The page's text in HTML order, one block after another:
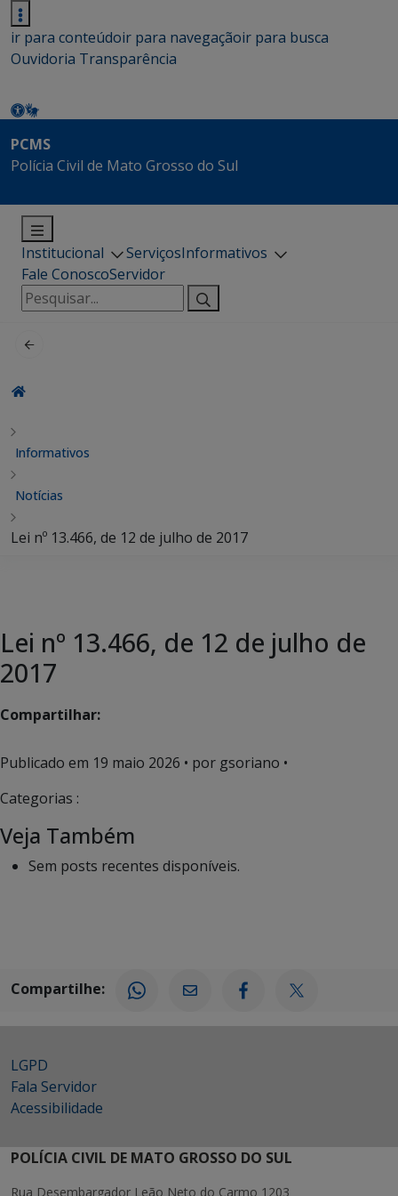
ir para conteúdoir para navegaçãoir para busca
Ouvidoria Transparência
PCMS
Polícia Civil de Mato Grosso do Sul
Institucional ServiçosInformativos
Fale ConoscoServidor
Pesquisar
por:
Informativos
Notícias
Lei nº 13.466, de 12 de julho de 2017
Lei nº 13.466, de 12 de julho de
2017
Compartilhar:
Publicado em 19 maio 2026 • por gsoriano •
Categorias :
Veja Também
Sem posts recentes disponíveis.
Compartilhe:
LGPD
Fala Servidor
Acessibilidade
POLÍCIA CIVIL DE MATO GROSSO DO SUL
Rua Desembargador Leão Neto do Carmo 1203